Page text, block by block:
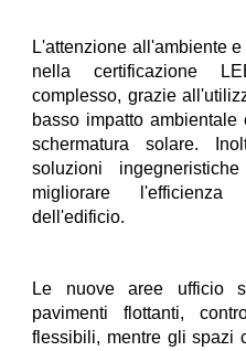
L'attenzione all'ambiente
nella certificazione
complesso, grazie
basso impatto
schermatura solare.
soluzioni
migliorare l'efficienza
dell'edificio.
Le nuove aree ufficio
pavimenti flottanti,
flessibili, mentre gli spazi